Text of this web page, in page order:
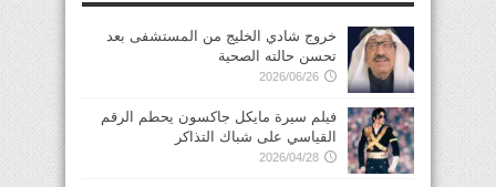
خروج شادي الخليج من المستشفى بعد
تحسن حالته الصحية
2026/06/26
فيلم سيرة مايكل جاكسون يحطم الرقم
القياسي على شباك التذاكر
2026/04/28